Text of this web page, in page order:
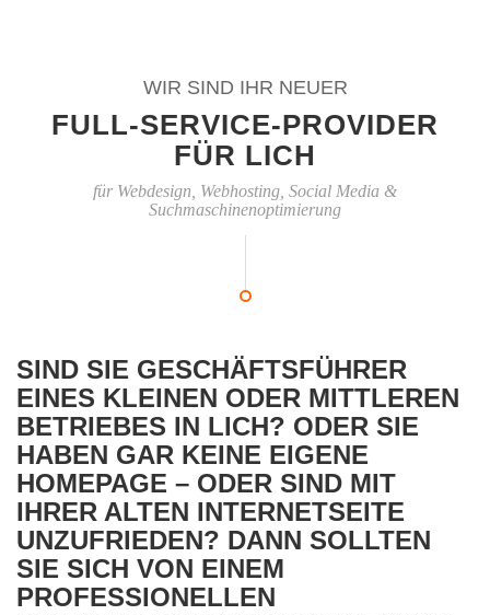
WIR SIND IHR NEUER
FULL-SERVICE-PROVIDER
FÜR LICH
für Webdesign, Webhosting, Social Media &
Suchmaschinenoptimierung
SIND SIE GESCHÄFTSFÜHRER
EINES KLEINEN ODER MITTLEREN
BETRIEBES IN LICH? ODER SIE
HABEN GAR KEINE EIGENE
HOMEPAGE – ODER SIND MIT
IHRER ALTEN INTERNETSEITE
UNZUFRIEDEN? DANN SOLLTEN
SIE SICH VON EINEM
PROFESSIONELLEN